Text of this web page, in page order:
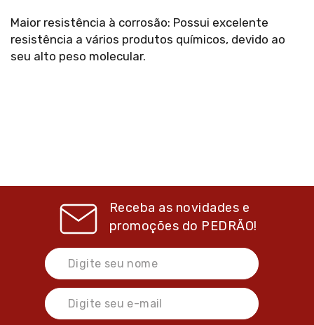
Maior resistência à corrosão: Possui excelente
resistência a vários produtos químicos, devido ao
seu alto peso molecular.
Receba as novidades e
promoções do PEDRÃO!